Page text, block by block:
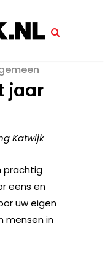
jaar
Katwijk
prachtig
eens en
uw eigen
mensen in